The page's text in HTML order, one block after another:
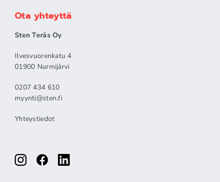
Ota yhteyttä
Sten Teräs Oy
Ilvesvuorenkatu 4
01900 Nurmijärvi
0207 434 610
myynti@sten.fi
Yhteystiedot